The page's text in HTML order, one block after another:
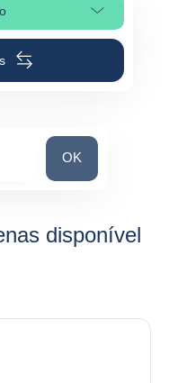
a secção da página
Pesquisar um
OK
disponível